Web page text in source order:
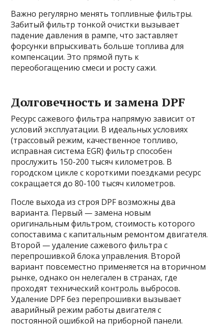
Важно регулярно менять топливные фильтры.
Забитый фильтр тонкой очистки вызывает
падение давления в рампе, что заставляет
форсунки впрыскивать больше топлива для
компенсации. Это прямой путь к
переобогащению смеси и росту сажи.
Долговечность и замена DPF
Ресурс сажевого фильтра напрямую зависит от
условий эксплуатации. В идеальных условиях
(трассовый режим, качественное топливо,
исправная система EGR) фильтр способен
прослужить 150-200 тысяч километров. В
городском цикле с короткими поездками ресурс
сокращается до 80-100 тысяч километров.
После выхода из строя DPF возможны два
варианта. Первый — замена новым
оригинальным фильтром, стоимость которого
сопоставима с капитальным ремонтом двигателя.
Второй — удаление сажевого фильтра с
перепрошивкой блока управления. Второй
вариант повсеместно применяется на вторичном
рынке, однако он нелегален в странах, где
проходят технический контроль выбросов.
Удаление DPF без перепрошивки вызывает
аварийный режим работы двигателя с
постоянной ошибкой на приборной панели.